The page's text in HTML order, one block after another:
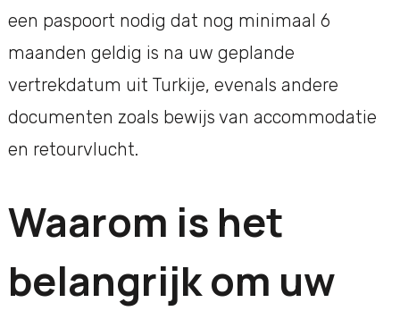
een paspoort nodig dat nog minimaal 6
maanden geldig is na uw geplande
vertrekdatum uit Turkije, evenals andere
documenten zoals bewijs van accommodatie
en retourvlucht.
Waarom is het
belangrijk om uw